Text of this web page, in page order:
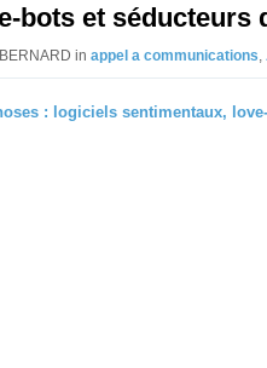
bots et séducteurs
in appel a communications,